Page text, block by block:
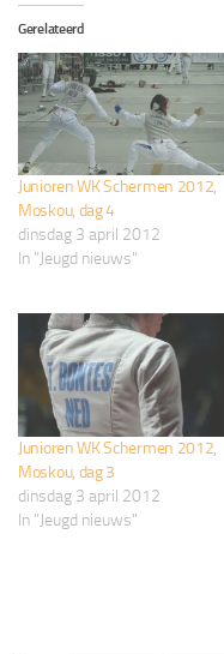
Gerelateerd
Junioren WK Schermen 2012,
Moskou, dag 4
dinsdag 3 april 2012
In "Jeugd nieuws"
Junioren WK Schermen 2012,
Moskou, dag 3
dinsdag 3 april 2012
In "Jeugd nieuws"